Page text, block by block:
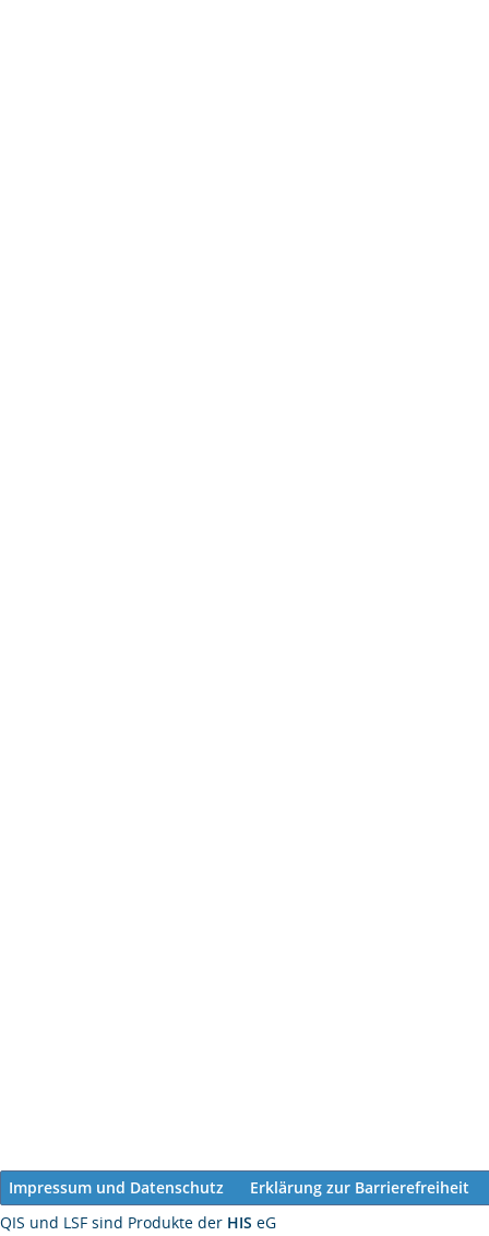
Impressum und Datenschutz
Erklärung zur Barrierefreiheit
QIS und LSF sind Produkte der HIS eG